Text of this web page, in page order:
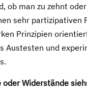
ob man zu zehnt
sehr partizipativen
Prinzipien
Austesten und
oder Widerstände